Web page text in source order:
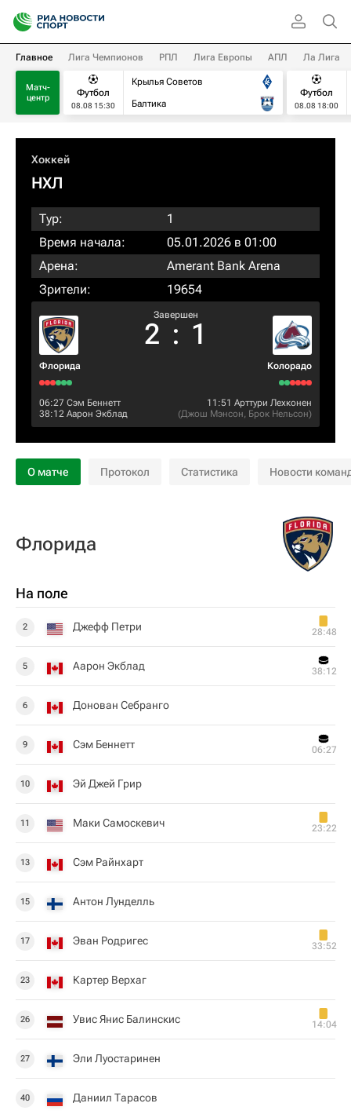
Главное Лига Чемпионов РПЛ Лига Европы АПЛ Ла Лига
Матч-
центр
Футбол
08.08 15:30
Крылья Советов
Балтика
Футбол
08.08 18:00
Хоккей
НХЛ
Тур:
1
Время начала:
05.01.2026 в 01:00
Арена:
Amerant Bank Arena
Зрители:
19654
Флорида
Завершен
2 : 1
Колорадо
06:27 Сэм Беннетт
38:12 Аарон Экблад
11:51 Арттури Лехконен
(Джош Мэнсон, Брок Нельсон)
О матче Протокол Статистика Новости
Флорида
На поле
2 Джефф Петри 28:48
5 Аарон Экблад 38:12
6 Донован Себранго
9 Сэм Беннетт 06:27
10 Эй Джей Грир
11 Маки Самоскевич 23:22
13 Сэм Райнхарт
15 Антон Лунделль
17 Эван Родригес 33:52
23 Картер Верхаг
26 Увис Янис Балинскис 14:04
27 Эли Луостаринен
40 Даниил Тарасов